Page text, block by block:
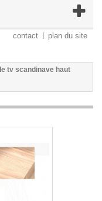
contact plan du site
tv scandinave haut